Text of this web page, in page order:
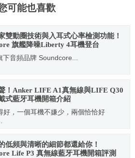
可能也喜歡
雙動圈技術與入耳式心率檢測功能！
旗艦降噪Liberty 4耳機登台
下音頻品牌 Soundcore...
！Anker LIFE A1真無線與LIFE Q30
式藍牙耳機開箱介紹
好，一個耳機不嫌少，兩個恰恰好
低頻與清晰的細節都還給你！
Life P3 真無線藍牙耳機開箱評測